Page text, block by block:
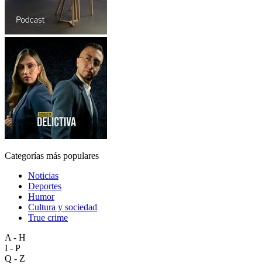
Categorías más populares
Noticias
Deportes
Humor
Cultura y sociedad
True crime
A - H
I - P
Q - Z